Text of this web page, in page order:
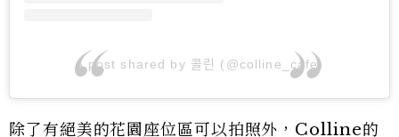
A post shared by 콜린 (@colline_cafe)
除了有絕美的花園座位區可以拍照外，Colline的